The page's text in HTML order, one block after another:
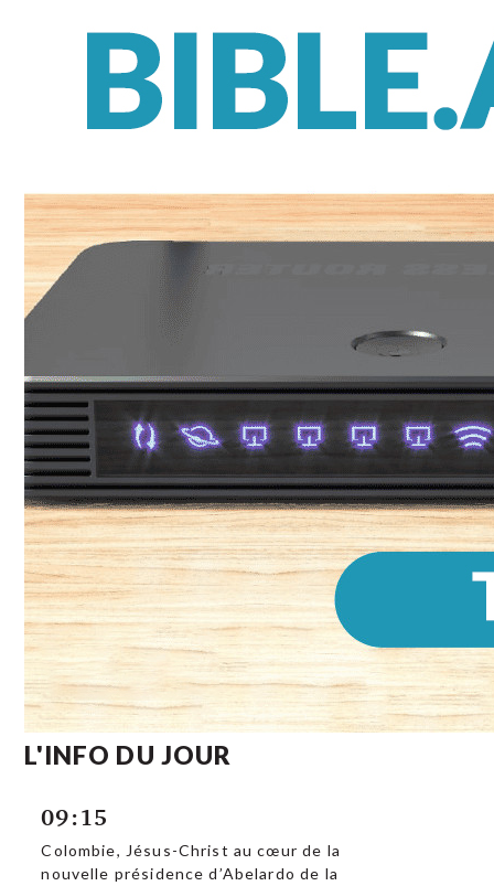
L'INFO DU JOUR
09:15
Colombie, Jésus-Christ au cœur de la
nouvelle présidence d’Abelardo de la